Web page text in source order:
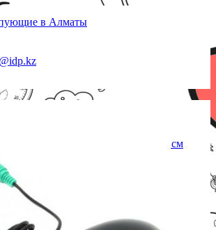
OP-720 Black Оптическая PS2 150 см